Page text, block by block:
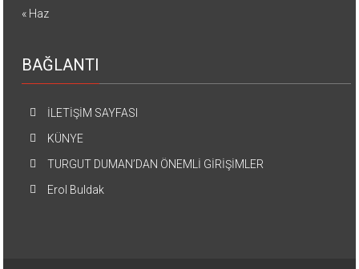
« Haz
BAĞLANTI
İLETİŞİM SAYFASI
KÜNYE
TURGUT DUMAN’DAN ÖNEMLİ GİRİŞİMLER
Erol Buldak